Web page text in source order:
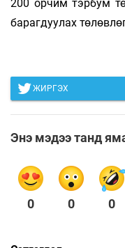
200 орчим тэрбум
барагдуулах
ЖИРГЭХ
Энэ мэдээ танд
0 0 0